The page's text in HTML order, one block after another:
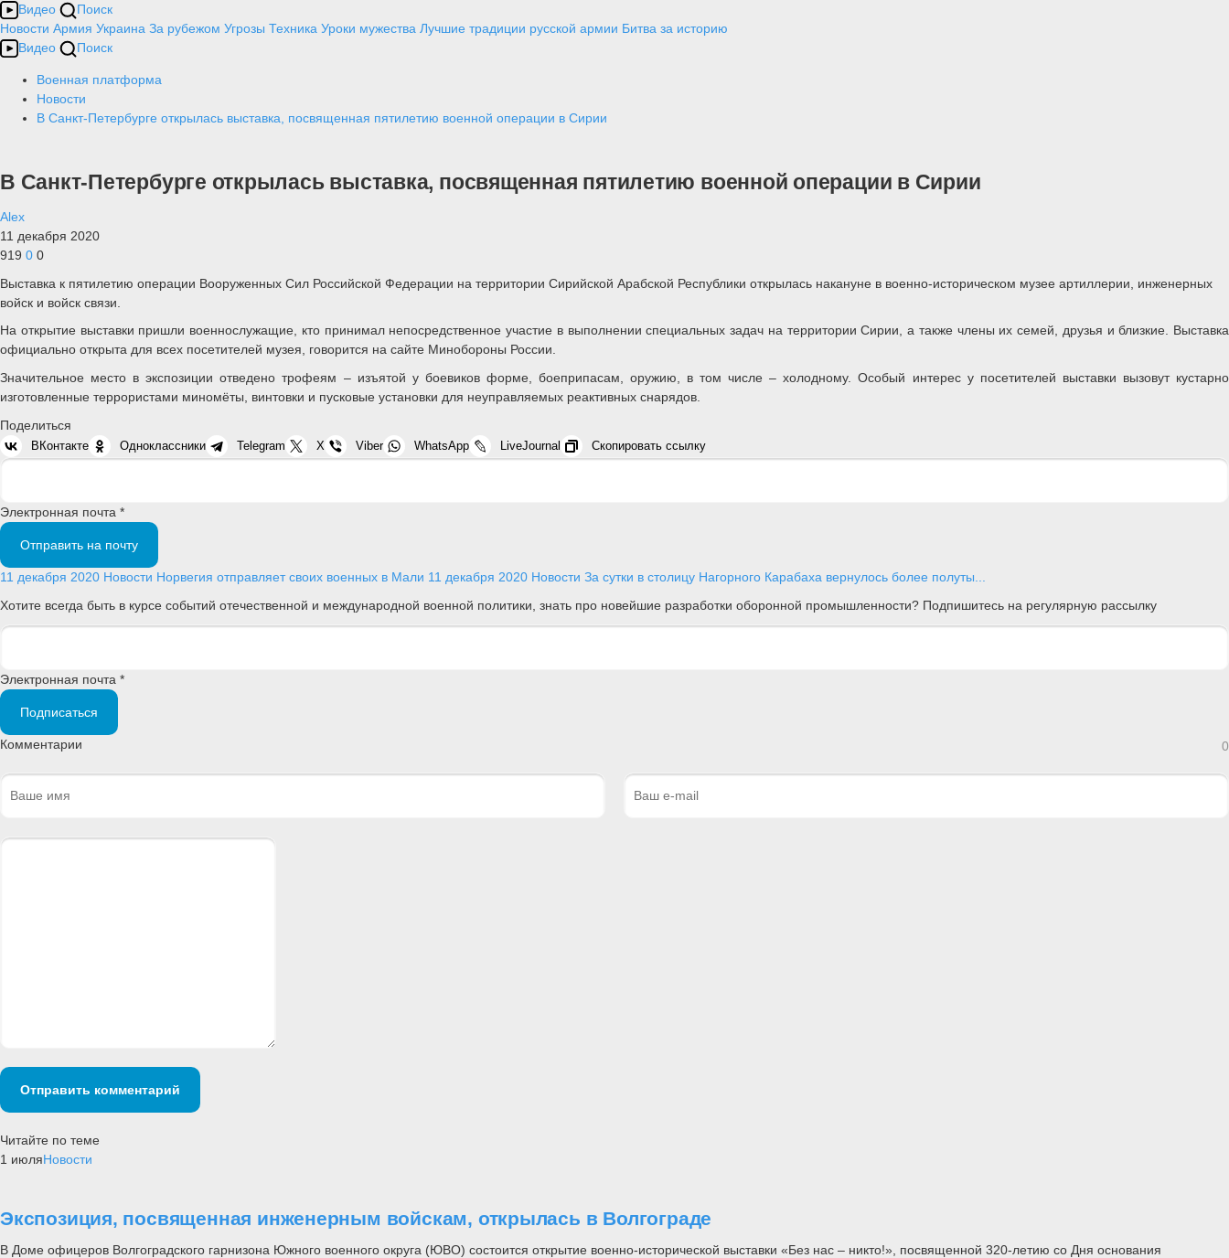
Видео
Поиск
Новости Армия Украина За рубежом Угрозы Техника Уроки мужества Лучшие традиции русской армии Битва за историю
Видео
Поиск
Военная платформа
Новости
В Санкт-Петербурге открылась выставка, посвященная пятилетию военной операции в Сирии
В Санкт-Петербурге открылась выставка, посвященная пятилетию военной операции в Сирии
Alex
11 декабря 2020
919 0 0
Выставка к пятилетию операции Вооруженных Сил Российской Федерации на территории Сирийской Арабской Республики открылась накануне в военно-историческом музее артиллерии, инженерных
войск и войск связи.
На открытие выставки пришли военнослужащие, кто принимал непосредственное участие в выполнении специальных задач на территории Сирии, а также члены их семей, друзья и близкие. Выставка
официально открыта для всех посетителей музея, говорится на сайте Минобороны России.
Значительное место в экспозиции отведено трофеям – изъятой у боевиков форме, боеприпасам, оружию, в том числе – холодному. Особый интерес у посетителей выставки вызовут кустарно
изготовленные террористами миномёты, винтовки и пусковые установки для неуправляемых реактивных снарядов.
Поделиться
ВКонтакте Одноклассники Telegram X Viber WhatsApp LiveJournal Скопировать ссылку
Электронная почта *
Отправить на почту
11 декабря 2020 Новости Норвегия отправляет своих военных в Мали 11 декабря 2020 Новости За сутки в столицу Нагорного Карабаха вернулось более полуты...
Хотите всегда быть в курсе событий отечественной и международной военной политики, знать про новейшие разработки оборонной промышленности? Подпишитесь на регулярную рассылку
Электронная почта *
Подписаться
Комментарии 0
Отправить комментарий
Читайте по теме
1 июляНовости
Экспозиция, посвященная инженерным войскам, открылась в Волгограде
В Доме офицеров Волгоградского гарнизона Южного военного округа (ЮВО) состоится открытие военно-исторической выставки «Без нас – никто!», посвященной 320-летию со Дня основания